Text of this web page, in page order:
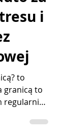
za
i
to
granicą to